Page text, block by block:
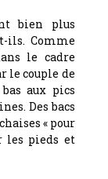
bien plus
ils. Comme
le cadre
le couple de
aux pics
Des bacs
« pour
les pieds et